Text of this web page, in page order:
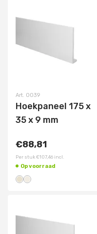
Art. 0039
Hoekpaneel 175 x
35 x 9 mm
€88,81
Per stuk€107,46 incl.
Op voorraad